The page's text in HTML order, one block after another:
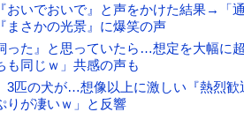
いでおいで』と声をかけた結果→「
まさかの光景』に爆笑の声
た』と思っていたら…想定を大幅に超
も同じｗ」共感の声も
匹の犬が…想像以上に激しい『熱烈歓
りが凄いｗ」と反響